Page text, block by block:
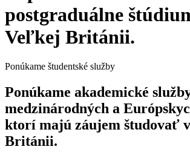
postgraduálne
Veľkej Británii.
Ponúkame študentské služby
Ponúkame akademické
medzinárodných a
ktorí majú záujem študovať
Británii.